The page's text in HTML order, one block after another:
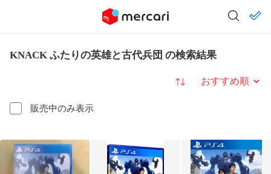
KNACK ふたりの英雄と古代兵団 の検索結果
販売中のみ表示
並び替え